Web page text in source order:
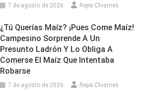
7 de agosto de 2026 Repa Chismes
¿Tú Querías Maíz? ¡Pues Come Maíz!
Campesino Sorprende A Un
Presunto Ladrón Y Lo Obliga A
Comerse El Maíz Que Intentaba
Robarse
7 de agosto de 2026 Repa Chismes